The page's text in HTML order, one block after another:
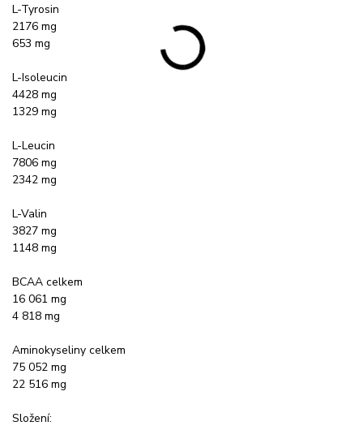
L-Tyrosin
2176 mg
653 mg
L-Isoleucin
4428 mg
1329 mg
L-Leucin
7806 mg
2342 mg
L-Valin
3827 mg
1148 mg
BCAA celkem
16 061 mg
4 818 mg
Aminokyseliny celkem
75 052 mg
22 516 mg
Složení: